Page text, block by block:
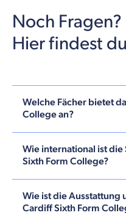
Noch Fragen?
Hier findest
Welche Fächer bietet
College an?
Wie international ist
Sixth Form College?
Wie ist die Ausstattung
Cardiff Sixth Form